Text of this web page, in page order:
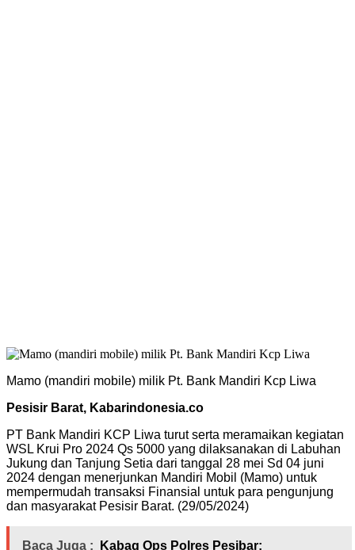
Mamo (mandiri mobile) milik Pt. Bank Mandiri Kcp Liwa
Pesisir Barat, Kabarindonesia.co
PT Bank Mandiri KCP Liwa turut serta meramaikan kegiatan
WSL Krui Pro 2024 Qs 5000 yang dilaksanakan di Labuhan
Jukung dan Tanjung Setia dari tanggal 28 mei Sd 04 juni
2024 dengan menerjunkan Mandiri Mobil (Mamo) untuk
mempermudah transaksi Finansial untuk para pengunjung
dan masyarakat Pesisir Barat. (29/05/2024)
Baca Juga :
Kabag Ops Polres Pesibar: